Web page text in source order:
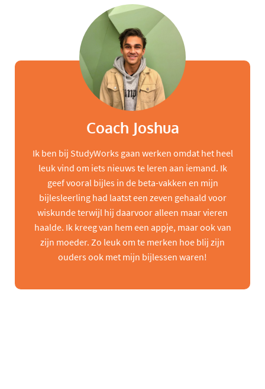
Coach Joshua
Ik ben bij StudyWorks gaan werken omdat het heel
leuk vind om iets nieuws te leren aan iemand. Ik
geef vooral bijles in de beta-vakken en mijn
bijlesleerling had laatst een zeven gehaald voor
wiskunde terwijl hij daarvoor alleen maar vieren
haalde. Ik kreeg van hem een appje, maar ook van
zijn moeder. Zo leuk om te merken hoe blij zijn
ouders ook met mijn bijlessen waren!